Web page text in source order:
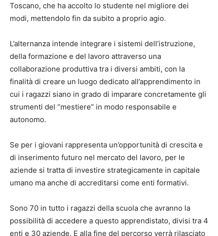
Toscano, che ha accolto lo studente nel migliore dei
modi, mettendolo fin da subito a proprio agio.
L’alternanza intende integrare i sistemi dell’istruzione,
della formazione e del lavoro attraverso una
collaborazione produttiva tra i diversi ambiti, con la
finalità di creare un luogo dedicato all’apprendimento in
cui i ragazzi siano in grado di imparare concretamente gli
strumenti del “mestiere” in modo responsabile e
autonomo.
Se per i giovani rappresenta un’opportunità di crescita e
di inserimento futuro nel mercato del lavoro, per le
aziende si tratta di investire strategicamente in capitale
umano ma anche di accreditarsi come enti formativi.
Sono 70 in tutto i ragazzi della scuola che avranno la
possibilità di accedere a questo apprendistato, divisi tra 4
enti e 30 aziende. E alla fine del percorso verrà rilasciato